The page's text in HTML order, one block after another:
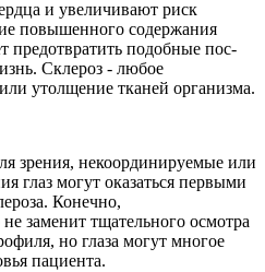
и увеличивают риск
повышенного содержания
предотвратить подобные пос­
Склероз - любое
утолщение тканей организма.
зрения, некоординируемые или
глаз могут оказаться первыми
Конечно,
заменит тщательного осмотра
но глаза мо­гут многое
пациента.